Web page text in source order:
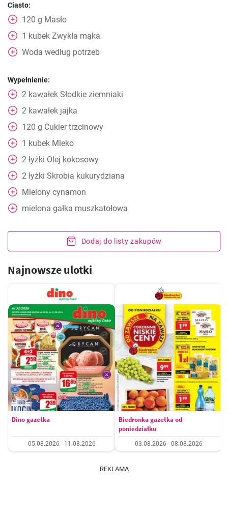
Ciasto:
120 g Masło
1 kubek Zwykła mąka
Woda według potrzeb
Wypełnienie:
2 kawałek Słodkie ziemniaki
2 kawałek jajka
120 g Cukier trzcinowy
1 kubek Mleko
2 łyżki Olej kokosowy
2 łyżki Skrobia kukurydziana
Mielony cynamon
mielona gałka muszkatołowa
Dodaj do listy zakupów
Najnowsze ulotki
Dino gazetka
05.08.2026 - 11.08.2026
Biedronka gazetka od
poniedziałku
03.08.2026 - 08.08.2026
REKLAMA